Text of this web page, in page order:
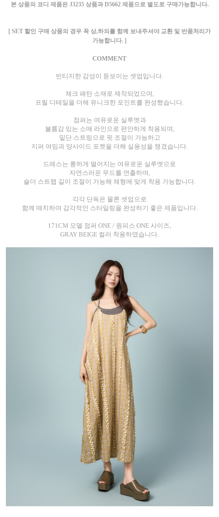
본 상품의 코디 제품은 J3235 상품과 D5662 제품으로 별도로 구매가능합니다.
[ SET 할인 구매 상품의 경우 꼭 상,하의를 함께 보내주셔야 교환 및 반품처리가
가능합니다. ]
COMMENT
빈티지한 감성이 돋보이는 셋업입니다.
체크 패턴 소재로 제작되었으며,
프릴 디테일을 더해 유니크한 포인트를 완성했습니다.
점퍼는 여유로운 실루엣과
볼륨감 있는 소매 라인으로 편안하게 착용되며,
밑단 스트링으로 핏 조절이 가능하고
지퍼 여밈과 양사이드 포켓을 더해 실용성을 챙겼습니다.
드레스는 롱하게 떨어지는 여유로운 실루엣으로
자연스러운 무드를 연출하며,
숄더 스트랩 길이 조절이 가능해 체형에 맞게 착용 가능합니다.
각각 단독은 물론 셋업으로
함께 매치하여 감각적인 스타일링을 완성하기 좋은 제품입니다.
171CM 모델 점퍼 ONE / 원피스 ONE 사이즈,
GRAY BEIGE 컬러 착용하였습니다.